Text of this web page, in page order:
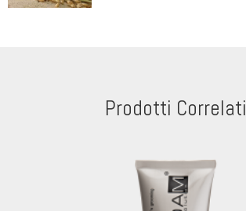
Prodotti Correlati